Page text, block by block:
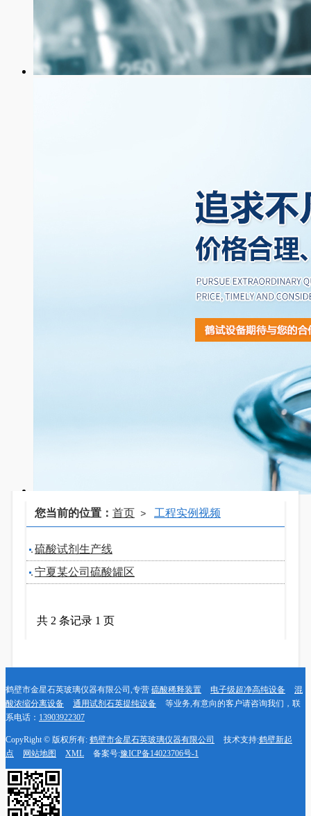
您当前的位置： 首页 > 工程实例视频
硫酸试剂生产线
宁夏某公司硫酸罐区
共 2 条记录 1 页
鹤壁市金星石英玻璃仪器有限公司,专营 硫酸稀释装置 电子级超净高纯设备
混
酸浓缩分离设备
通用试剂石英提纯设备
等业务,有意向的客户请咨询我们，联
系电话： 13903922307
CopyRight © 版权所有: 鹤壁市金星石英玻璃仪器有限公司 技术支持:鹤壁新起
点
网站地图 XML 备案号:豫ICP备14023706号-1